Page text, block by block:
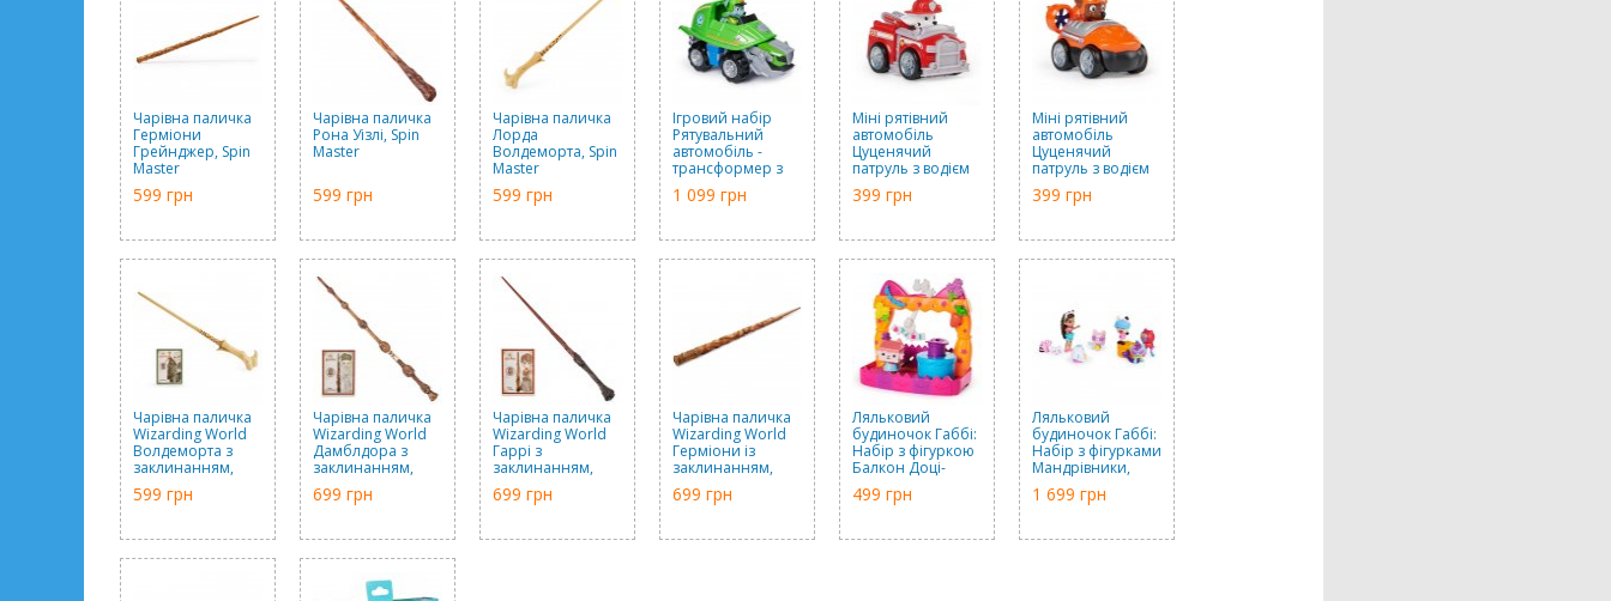
Чарівна паличка
Герміони
Грейнджер, Spin
Master
599 грн
Чарівна паличка
Рона Уізлі, Spin
Master
599 грн
Чарівна паличка
Лорда
Волдеморта, Spin
Master
599 грн
Ігровий набір
Рятувальний
автомобіль -
трансформер з
фігуркою Роккі,
Spin Master
1 099 грн
Міні рятівний
автомобіль
Цуценячий
патруль з водієм
Маршал, Spin
Master
399 грн
Міні рятівний
автомобіль
Цуценячий
патруль з водієм
Зума, Spin Master
399 грн
Чарівна паличка
Wizarding World
Волдеморта з
заклинанням,
Spin Master
599 грн
Чарівна паличка
Wizarding World
Дамблдора з
заклинанням,
Spin Master
699 грн
Чарівна паличка
Wizarding World
Гаррі з
заклинанням,
Spin Master
699 грн
Чарівна паличка
Wizarding World
Герміони із
заклинанням,
Spin Master
699 грн
Ляльковий
будиночок Габбі:
Набір з фігуркою
Балкон Доці-
Бокс, Spin Master
499 грн
Ляльковий
будиночок Габбі:
Набір з фігурками
Мандрівники,
Spin Master
1 699 грн